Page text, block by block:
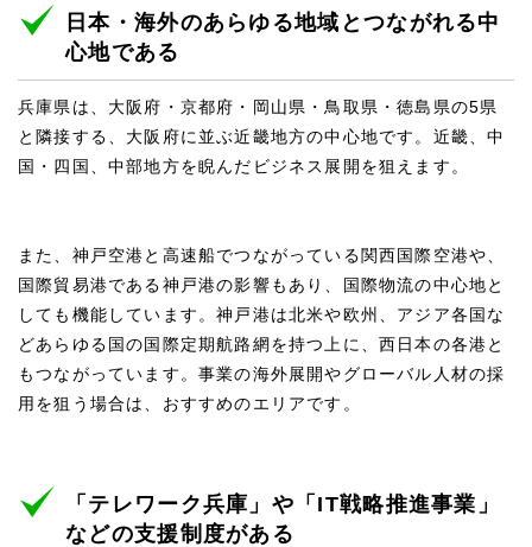
日本・海外のあらゆる地域とつながれる中
心地である
兵庫県は、大阪府・京都府・岡山県・鳥取県・徳島県の5県
と隣接する、大阪府に並ぶ近畿地方の中心地です。近畿、中
国・四国、中部地方を睨んだビジネス展開を狙えます。
また、神戸空港と高速船でつながっている関西国際空港や、
国際貿易港である神戸港の影響もあり、国際物流の中心地と
しても機能しています。神戸港は北米や欧州、アジア各国な
どあらゆる国の国際定期航路網を持つ上に、西日本の各港と
もつながっています。事業の海外展開やグローバル人材の採
用を狙う場合は、おすすめのエリアです。
「テレワーク兵庫」や「IT戦略推進事業」
などの支援制度がある